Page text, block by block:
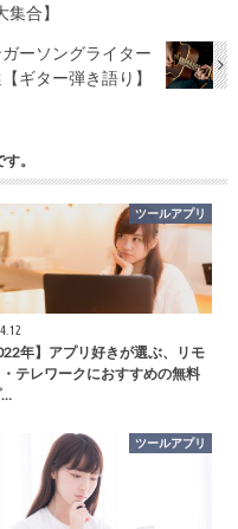
合】
ーソングライター
ギター弾き語り】
。
ツールアプリ
年】アプリ好きが選ぶ、リモ
テレワークにおすすめの無料
…
ツールアプリ